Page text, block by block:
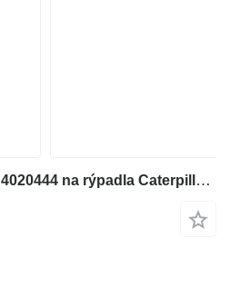
Vložka valca Caterpillar 4020444 na rýpadla Caterpillar 6018